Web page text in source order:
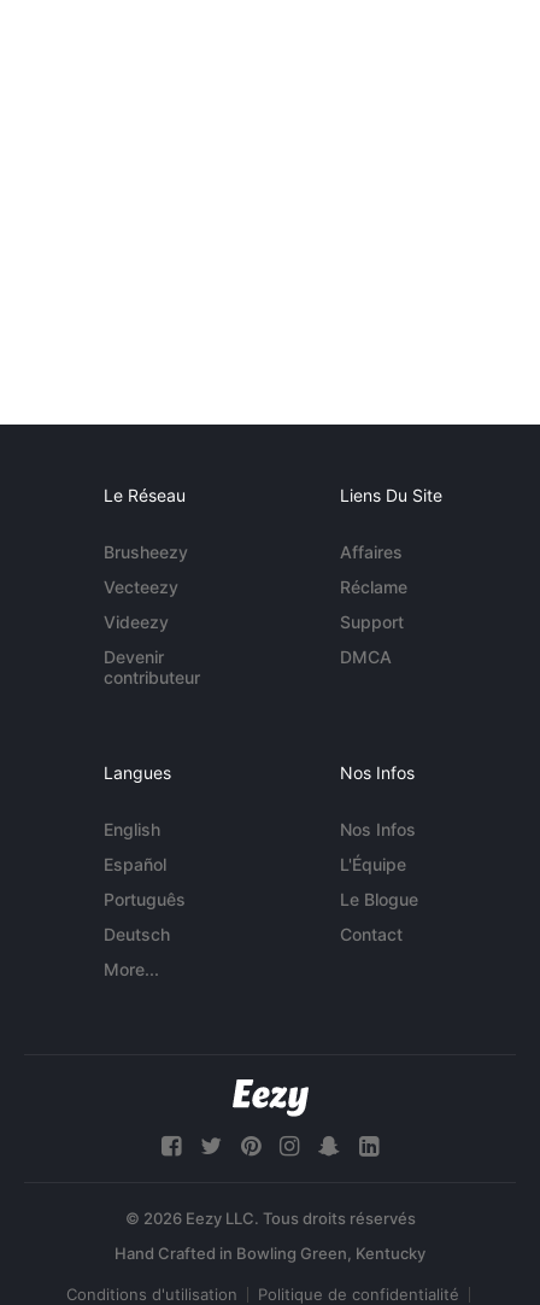
Le Réseau
Brusheezy
Vecteezy
Videezy
Devenir
contributeur
Liens Du Site
Affaires
Réclame
Support
DMCA
Langues
English
Español
Português
Deutsch
More...
Nos Infos
Nos Infos
L'Équipe
Le Blogue
Contact
© 2026 Eezy LLC. Tous droits réservés
Conditions d'utilisation Politique de confidentialité